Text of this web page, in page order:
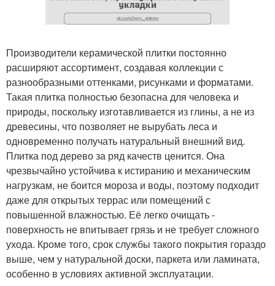
Производители керамической плитки постоянно
расширяют ассортимент, создавая коллекции с
разнообразными оттенками, рисунками и форматами.
Такая плитка полностью безопасна для человека и
природы, поскольку изготавливается из глины, а не из
древесины, что позволяет не вырубать леса и
одновременно получать натуральный внешний вид.
Плитка под дерево за ряд качеств ценится. Она
чрезвычайно устойчива к истиранию и механическим
нагрузкам, не боится мороза и воды, поэтому подходит
даже для открытых террас или помещений с
повышенной влажностью. Её легко очищать -
поверхность не впитывает грязь и не требует сложного
ухода. Кроме того, срок службы такого покрытия гораздо
выше, чем у натуральной доски, паркета или ламината,
особенно в условиях активной эксплуатации.